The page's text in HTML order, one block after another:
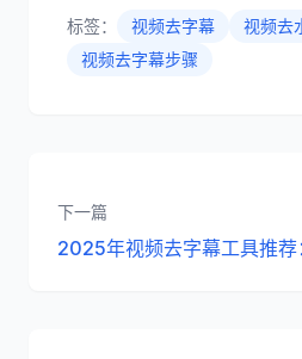
标签： 视频去字幕 视频去
视频去字幕步骤
下一篇
2025年视频去字幕工具推